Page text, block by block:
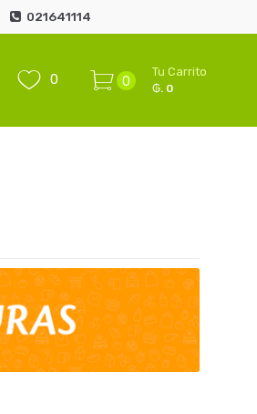
021641114
0 0
Tu Carrito
₲. 0